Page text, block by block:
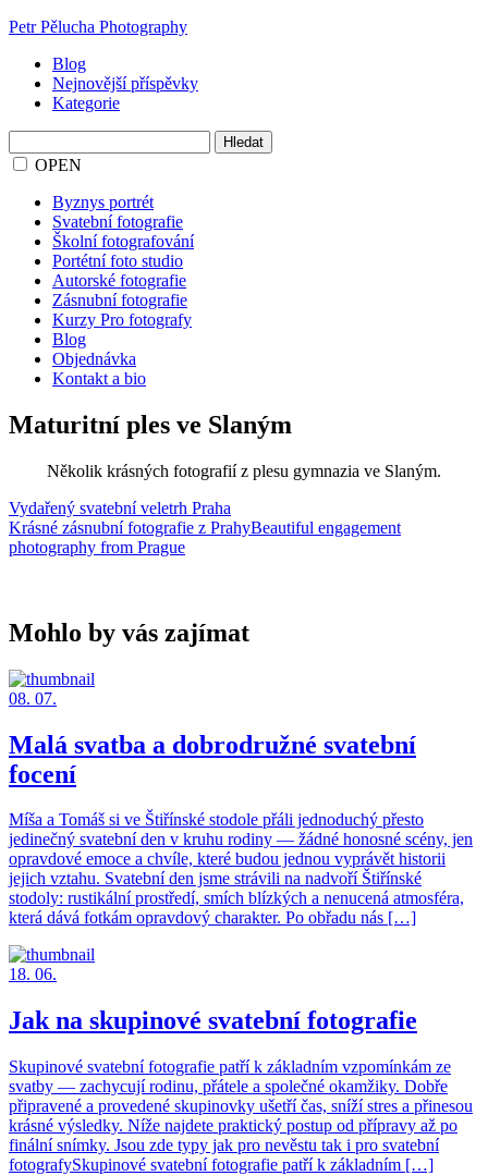
Petr Pělucha Photography
Blog
Nejnovější příspěvky
Kategorie
OPEN
Byznys portrét
Svatební fotografie
Školní fotografování
Portétní foto studio
Autorské fotografie
Zásnubní fotografie
Kurzy Pro fotografy
Blog
Objednávka
Kontakt a bio
Maturitní ples ve Slaným
Několik krásných fotografií z plesu gymnazia ve Slaným.
Vydařený svatební veletrh Praha
Krásné zásnubní fotografie z PrahyBeautiful engagement
photography from Prague
Mohlo by vás zajímat
08. 07.
Malá svatba a dobrodružné svatební
focení
Míša a Tomáš si ve Štiřínské stodole přáli jednoduchý přesto
jedinečný svatební den v kruhu rodiny — žádné honosné scény, jen
opravdové emoce a chvíle, které budou jednou vyprávět historii
jejich vztahu. Svatební den jsme strávili na nadvoří Štiřínské
stodoly: rustikální prostředí, smích blízkých a nenucená atmosféra,
která dává fotkám opravdový charakter. Po obřadu nás […]
18. 06.
Jak na skupinové svatební fotografie
Skupinové svatební fotografie patří k základním vzpomínkám ze
svatby — zachycují rodinu, přátele a společné okamžiky. Dobře
připravené a provedené skupinovky ušetří čas, sníží stres a přinesou
krásné výsledky. Níže najdete praktický postup od přípravy až po
finální snímky. Jsou zde typy jak pro nevěstu tak i pro svatební
fotografySkupinové svatební fotografie patří k základním […]